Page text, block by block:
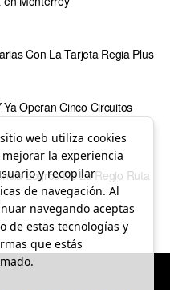
Con La Tarjeta Regia Plus
Ya Operan Cinco Circuitos
Logros De La Regio Ruta
web utiliza cookies
la experiencia
y recopilar
de navegación. Al
navegando aceptas
de estas tecnologías y
que estás